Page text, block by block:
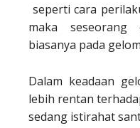
seperti cara
maka
biasanya pada
Dalam keadaan
lebih rentan
sedang istirahat